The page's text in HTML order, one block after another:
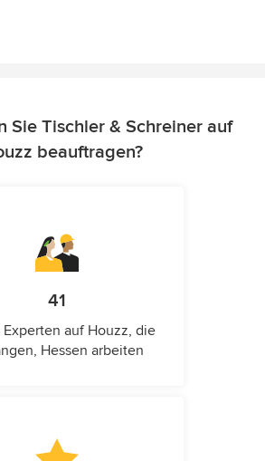
Sie Tischler & Schreiner auf
beauftragen?
41
Experten auf Houzz, die
Hessen arbeiten